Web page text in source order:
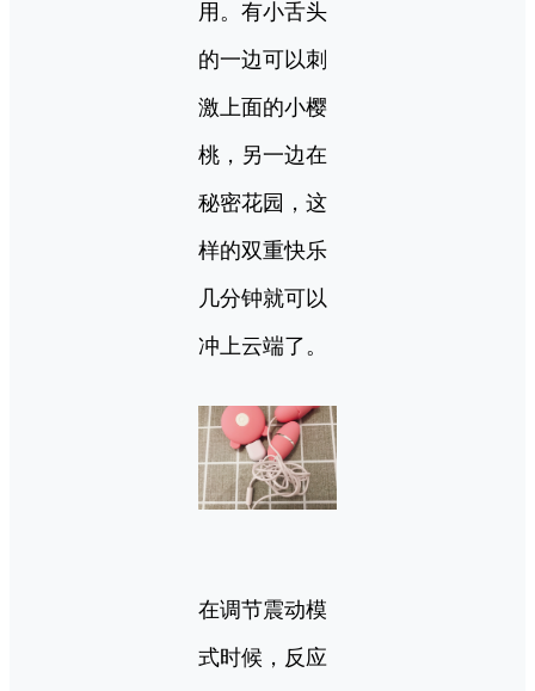
用。有小舌头
的一边可以刺
激上面的小樱
桃，另一边在
秘密花园，这
样的双重快乐
几分钟就可以
冲上云端了。
在调节震动模
式时候，反应